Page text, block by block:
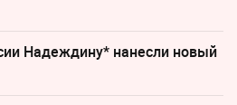
Надеждину* нанесли новый